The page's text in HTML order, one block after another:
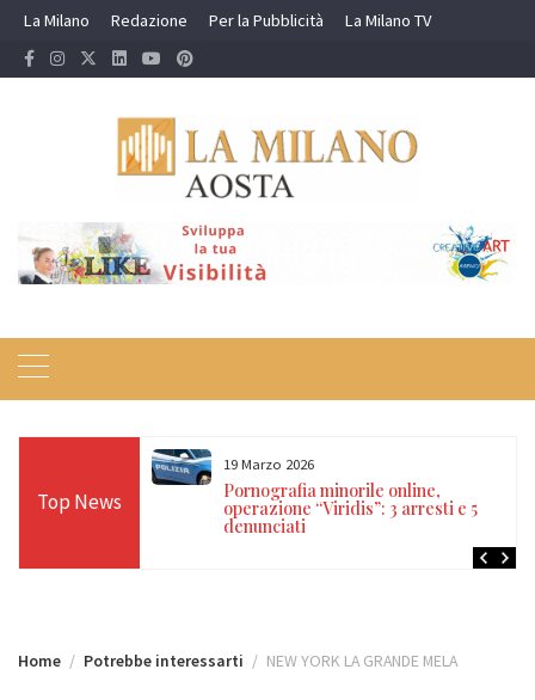
Skip
content
La Milano Redazione Per la Pubblicità La Milano TV
Top News
ore sulle Alpi:
Cervino e
19 Marzo 2026
Pornografia minorile online,
operazione “Viridis”: 3 arresti e 5
denunciati
Home Potrebbe interessarti NEW YORK LA GRANDE MELA